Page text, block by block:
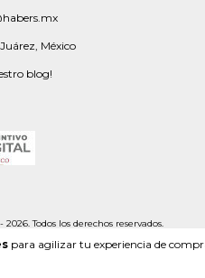
para agilizar tu experiencia de
México
blog!
Todos los derechos reservados.